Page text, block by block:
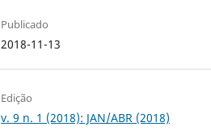
Publicado
2018-11-13
Edição
v. 9 n. 1 (2018): JAN/ABR (2018)